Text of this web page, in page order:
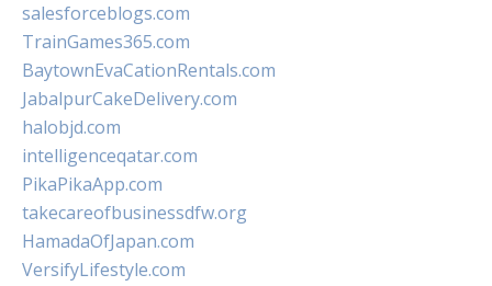
salesforceblogs.com
TrainGames365.com
BaytownEvaCationRentals.com
JabalpurCakeDelivery.com
halobjd.com
intelligenceqatar.com
PikaPikaApp.com
takecareofbusinessdfw.org
HamadaOfJapan.com
VersifyLifestyle.com